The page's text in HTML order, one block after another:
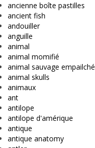
ancienne boîte pastilles
ancient fish
andouiller
anguille
animal
animal momifié
animal sauvage empailché
animal skulls
animaux
ant
antilope
antilope d'amérique
antique
antique anatomy